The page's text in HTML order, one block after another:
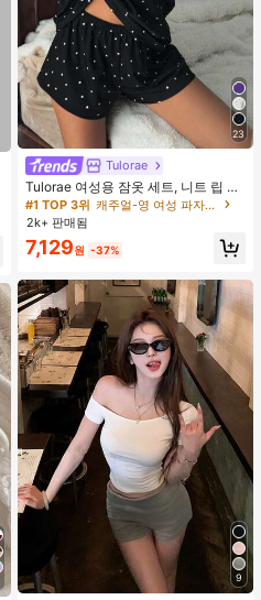
23
Tulorae
Tulorae 여성용 잠옷 세트, 니트 립 원
단, 하트 프린트 대비 레이스 트림, 로
맨틱 달콤 귀여운 섹시 캐미솔 & 반바
지 베이비돌 잠옷 세트 투피스 나이트
세트 섹시 잠옷 세트 여성용 잠옷 롬퍼
투피스 잠옷 세트 여성용 잠옷 세트 도
트 잠옷 세트 잠옷 반바지 세트 투피스
잠옷 세트 여성용 여름 세트 도트 반바
지 세트 여성용 잠옷 세트 반바지 잠옷
세트 여성용 투피스 여름 라운지 세트
#1 TOP 3위
캐주얼-영 여성 파자마 세트
2k+ 판매됨
7,129원 -37%
9